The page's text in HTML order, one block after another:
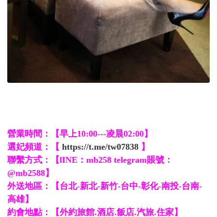
營業時間：【早上10:00---凌晨02:00】
選妃頻道：【 https://t.me/tw07838 】
聯繫方式：【lINE：mb258 telegram賬號：
@mb2588】
外送地區：【台北-新北-新竹-台中-彰化-南投-台南-
高雄】
約會地點：【外約旅館.酒店.飯店.汽旅.住家】